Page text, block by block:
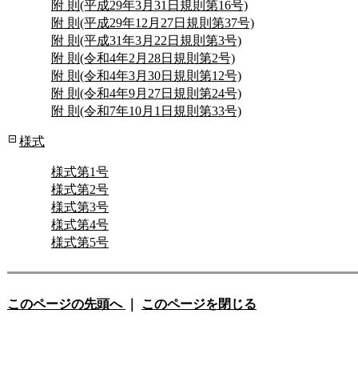
附 則(平成29年3月31日規則第16号)
附 則(平成29年12月27日規則第37号)
附 則(平成31年3月22日規則第3号)
附 則(令和4年2月28日規則第2号)
附 則(令和4年3月30日規則第12号)
附 則(令和4年9月27日規則第24号)
附 則(令和7年10月1日規則第33号)
様式
様式第1号
様式第2号
様式第3号
様式第4号
様式第5号
このページの先頭へ このページを閉じる